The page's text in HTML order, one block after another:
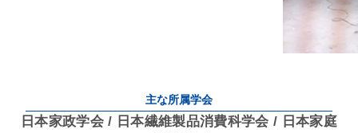
主な所属学会
日本家政学会 / 日本繊維製品消費科学会 / 日本家庭